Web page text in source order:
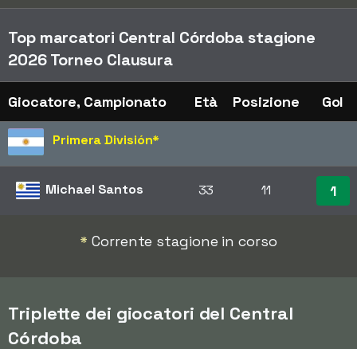
Top marcatori Central Córdoba stagione
2026 Torneo Clausura
Giocatore, Campionato Età Posizione Gol
Primera División*
Michael Santos 33 11 1
* Corrente stagione in corso
Triplette dei giocatori del Central
Córdoba